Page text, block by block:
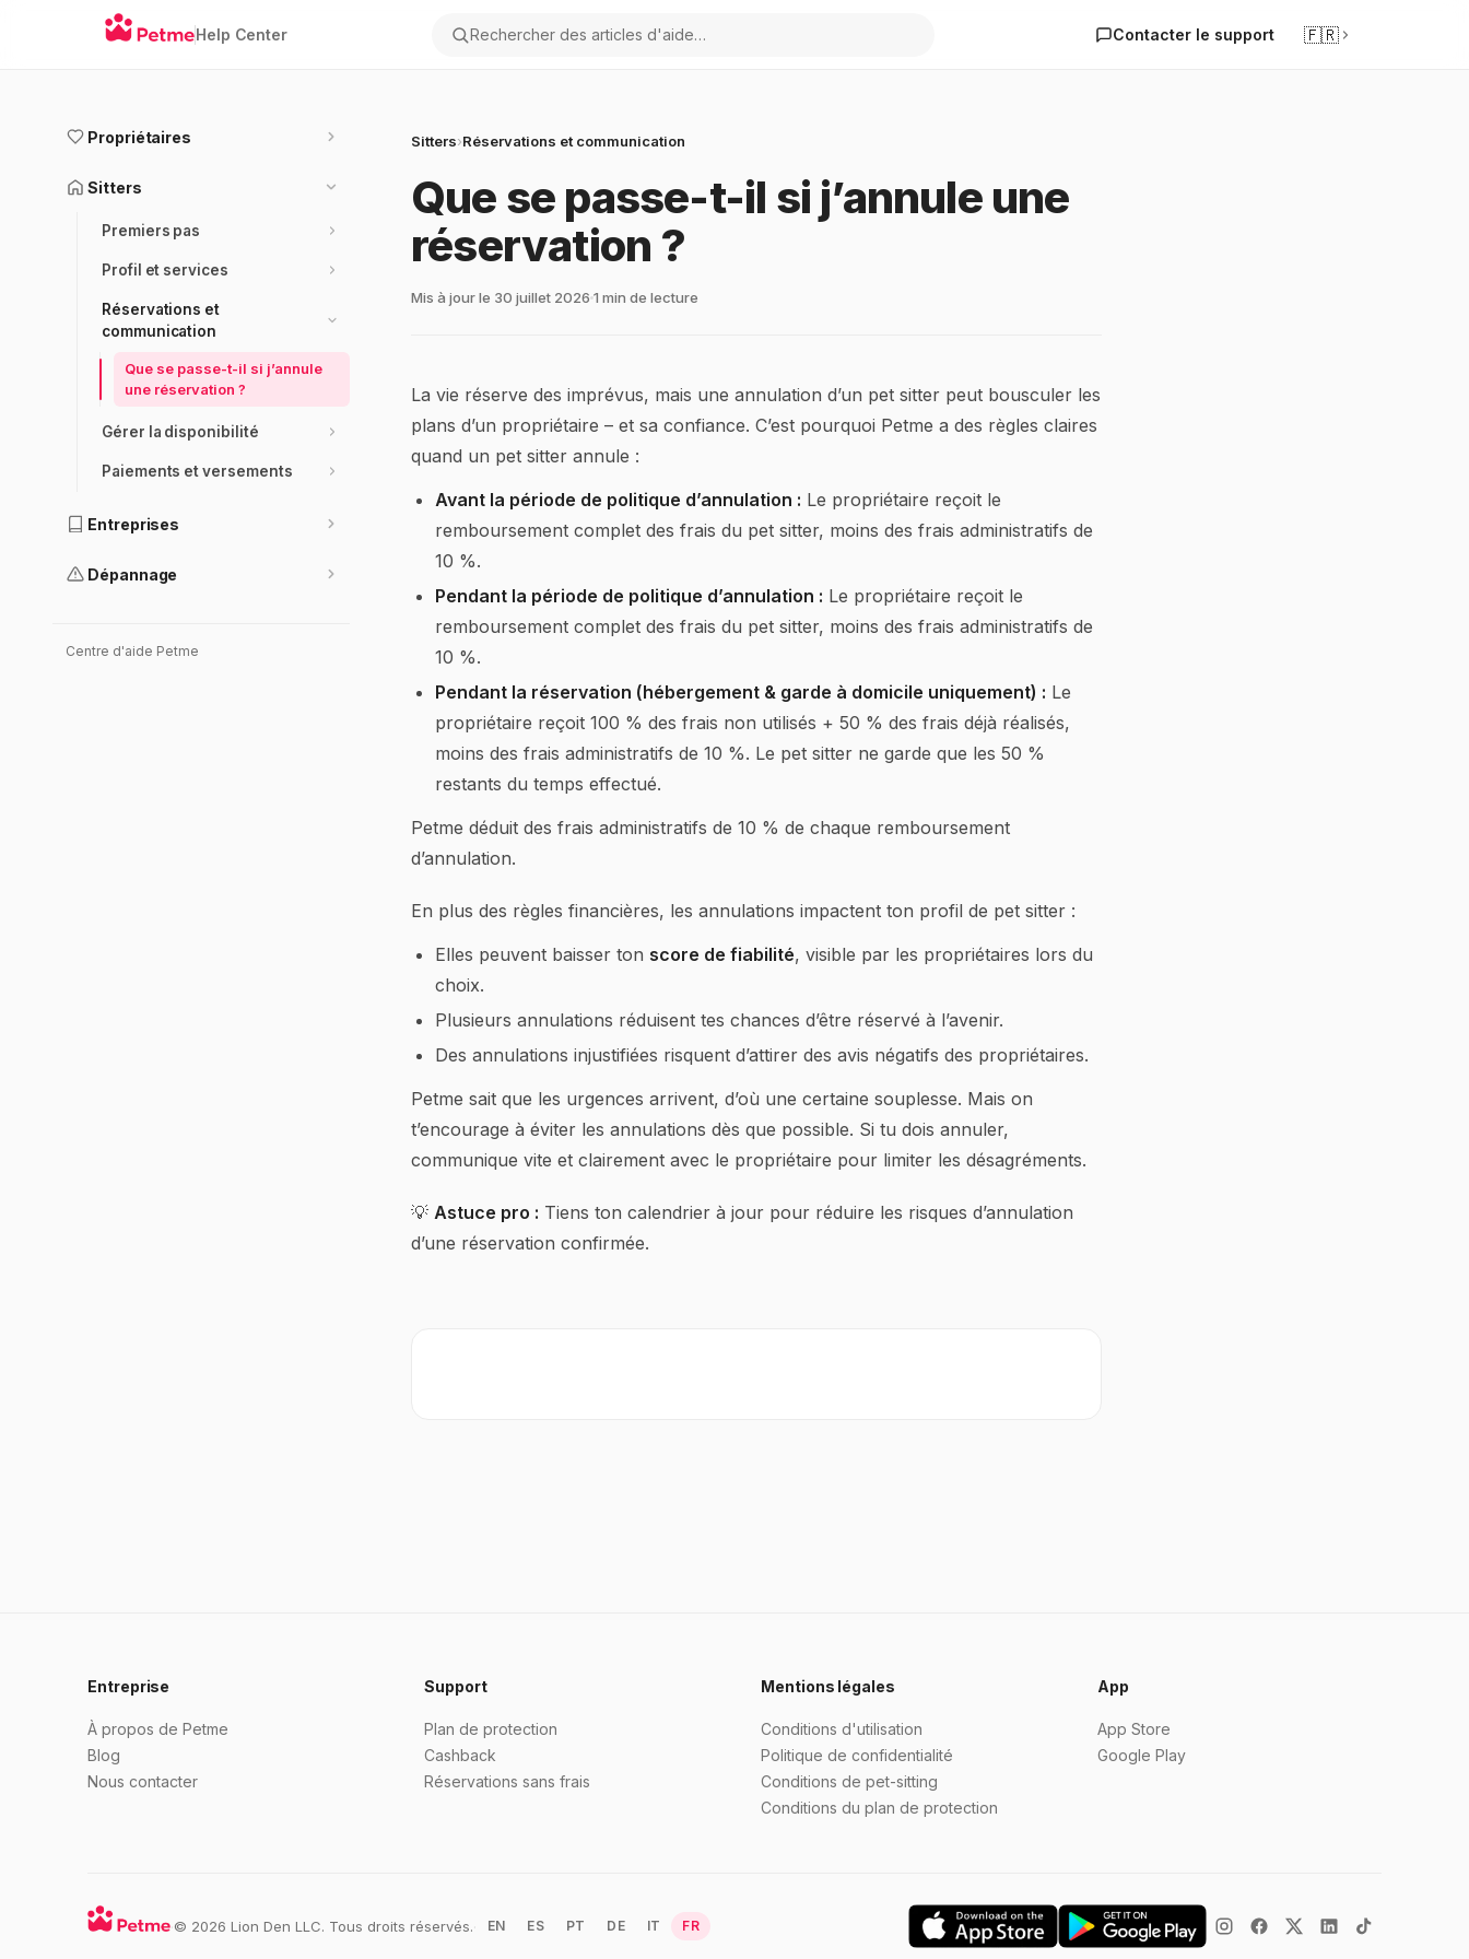
Help Center
Recherche
Contacter le support 🇫🇷
Propriétaires
Sitters
Premiers pas
Profil et services
Réservations et
communication
Que se passe-t-il si j’annule
une réservation ?
Gérer la disponibilité
Paiements et versements
Entreprises
Dépannage
Centre d'aide Petme
Sitters›Réservations et communication
Que se passe-t-il si j’annule une
réservation ?
Mis à jour le 30 juillet 2026 1 min de lecture
La vie réserve des imprévus, mais une annulation d’un pet sitter peut bousculer les
plans d’un propriétaire – et sa confiance. C’est pourquoi Petme a des règles claires
quand un pet sitter annule :
Avant la période de politique d’annulation : Le propriétaire reçoit le
remboursement complet des frais du pet sitter, moins des frais administratifs de
10 %.
Pendant la période de politique d’annulation : Le propriétaire reçoit le
remboursement complet des frais du pet sitter, moins des frais administratifs de
10 %.
Pendant la réservation (hébergement & garde à domicile uniquement) : Le
propriétaire reçoit 100 % des frais non utilisés + 50 % des frais déjà réalisés,
moins des frais administratifs de 10 %. Le pet sitter ne garde que les 50 %
restants du temps effectué.
Petme déduit des frais administratifs de 10 % de chaque remboursement
d’annulation.
En plus des règles financières, les annulations impactent ton profil de pet sitter :
Elles peuvent baisser ton score de fiabilité, visible par les propriétaires lors du
choix.
Plusieurs annulations réduisent tes chances d’être réservé à l’avenir.
Des annulations injustifiées risquent d’attirer des avis négatifs des propriétaires.
Petme sait que les urgences arrivent, d’où une certaine souplesse. Mais on
t’encourage à éviter les annulations dès que possible. Si tu dois annuler,
communique vite et clairement avec le propriétaire pour limiter les désagréments.
💡 Astuce pro : Tiens ton calendrier à jour pour réduire les risques d’annulation
d’une réservation confirmée.
Entreprise
À propos de Petme
Blog
Nous contacter
Support
Plan de protection
Cashback
Réservations sans frais
Mentions légales
Conditions d'utilisation
Politique de confidentialité
Conditions de pet-sitting
Conditions du plan de protection
App
App Store
Google Play
·© 2026 Lion Den LLC. Tous droits réservés.· EN ES PT DE IT FR